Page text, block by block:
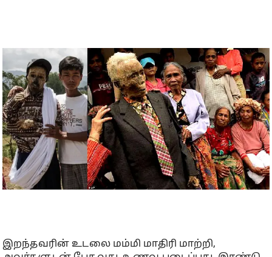
இறந்தவரின் உடலை மம்மி மாதிரி மாற்றி,